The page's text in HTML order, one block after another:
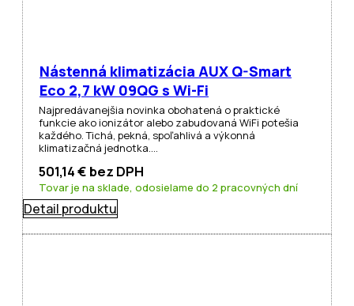
Nástenná klimatizácia AUX Q-Smart
Eco 2,7 kW 09QG s Wi-Fi
Najpredávanejšia novinka obohatená o praktické
funkcie ako ionizátor alebo zabudovaná WiFi potešia
každého. Tichá, pekná, spoľahlivá a výkonná
klimatizačná jednotka.…
501,14€ bez DPH
Tovar je na sklade, odosielame do 2 pracovných dní
Detail produktu